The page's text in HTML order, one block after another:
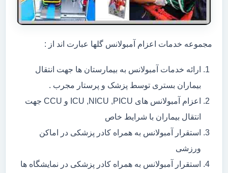
مجموعه خدمات اعزام آمبولانس گلها عبارت اند از :
ارائه خدمات آمبولانس به بیمارستان ها جهت انتقال
بیماران بستری توسط پزشک و پرستار مجرب .
اعزام آمبولانس های ICU ,NICU ,PICU و CCU جهت
انتقال بیماران با شرایط خاص
استقرار آمبولانس به همراه کادر پزشکی در اماکن
ورزشی
استقرار آمبولانس به همراه کادر پزشکی در نمایشگاه ها